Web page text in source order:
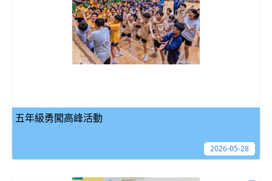
五年級勇闖高峰活動
2026-05-28